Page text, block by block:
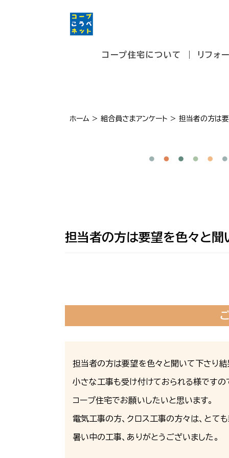
コープ住宅について リフォ
ホーム > 組合員さまアンケート > 担当者の方は
担当者の方は要望を色々と聞
担当者の方は要望を色々と聞いて下さり結
小さな工事も受け付けておられる様ですの
コープ住宅でお願いしたいと思います。
電気工事の方、クロス工事の方々は、とて
暑い中の工事、ありがとうございました。